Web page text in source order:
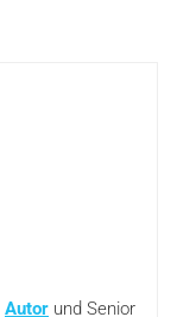
Autor und Senior